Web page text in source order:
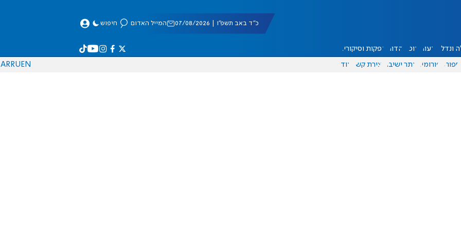
כ"ד באב תשפ"ו | 07/08/2026 המייל האדום חיפוש
ונדל"ן דעות אוכל יהדות הפקות וסיקורים
ספורט פורומים אתר ישיבה יצירת קשר עוד EN
RU
AR